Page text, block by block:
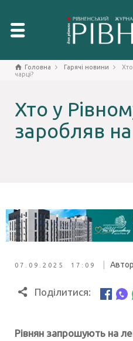
Головна Гарячі новини
чарці?
Хто у
заробляв на
07.09.2025 17:09
Поділитися:
Рівнян запрошують на